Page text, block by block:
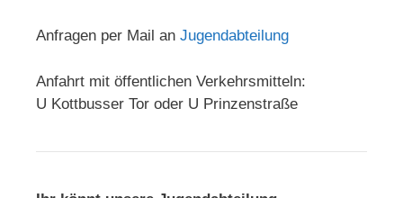
Anfragen per Mail an Jugendabteilung
Anfahrt mit öffentlichen Verkehrsmitteln:
U Kottbusser Tor oder U Prinzenstraße